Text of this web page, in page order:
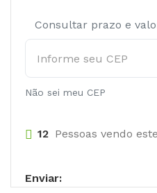
Consultar prazo e
Não sei meu CEP
12 Pessoas vendo
Enviar: